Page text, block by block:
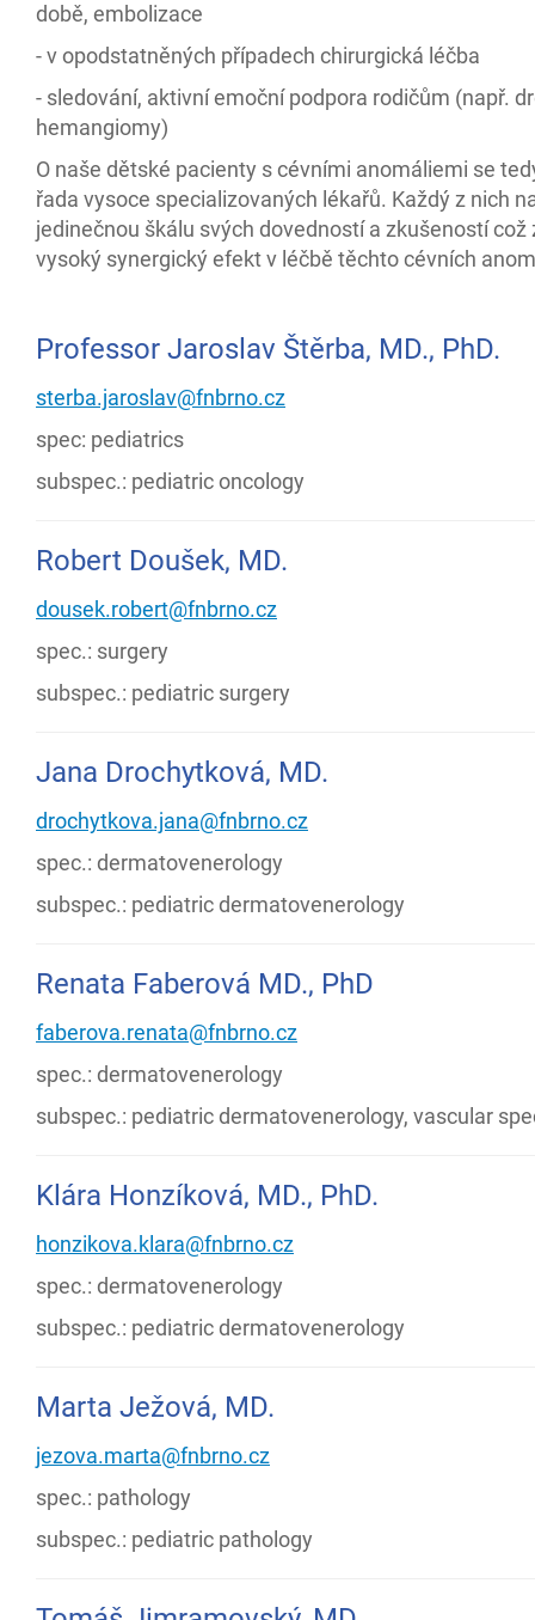
době, embolizace
- v opodstatněných případech chirurgická léčba
- sledování, aktivní emoční podpora rodičům (např.
hemangiomy)
O naše dětské pacienty s cévními anomáliemi se
řada vysoce specializovaných lékařů. Každý z nich
jedinečnou škálu svých dovedností a zkušeností což
vysoký synergický efekt v léčbě těchto cévních
Professor Jaroslav Štěrba, MD., PhD.
sterba.jaroslav@fnbrno.cz
spec: pediatrics
subspec.: pediatric oncology
Robert Doušek, MD.
dousek.robert@fnbrno.cz
spec.: surgery
subspec.: pediatric surgery
Jana Drochytková, MD.
drochytkova.jana@fnbrno.cz
spec.: dermatovenerology
subspec.: pediatric dermatovenerology
Renata Faberová MD., PhD
faberova.renata@fnbrno.cz
spec.: dermatovenerology
subspec.: pediatric dermatovenerology, vascular
Klára Honzíková, MD., PhD.
honzikova.klara@fnbrno.cz
spec.: dermatovenerology
subspec.: pediatric dermatovenerology
Marta Ježová, MD.
jezova.marta@fnbrno.cz
spec.: pathology
subspec.: pediatric pathology